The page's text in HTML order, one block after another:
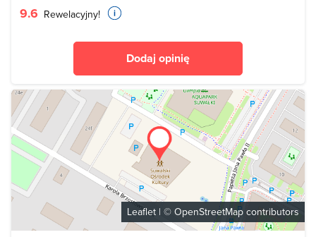
9.6 Rewelacyjny!
Dodaj opinię
Leaflet | © OpenStreetMap contributors